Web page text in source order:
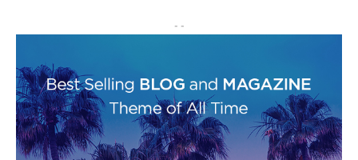
- -